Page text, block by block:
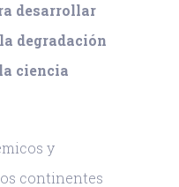
desarrollar
degradación
ciencia
y
continentes